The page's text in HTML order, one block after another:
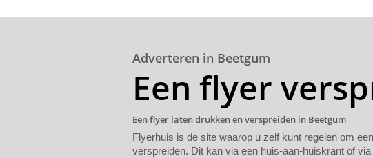
Adverteren in Beetgum
Een flyer
Een flyer laten drukken en verspreiden in Beetgum
Flyerhuis is de site waarop u zelf kunt regelen om
verspreiden. Dit kan via een huis-aan-huiskrant of